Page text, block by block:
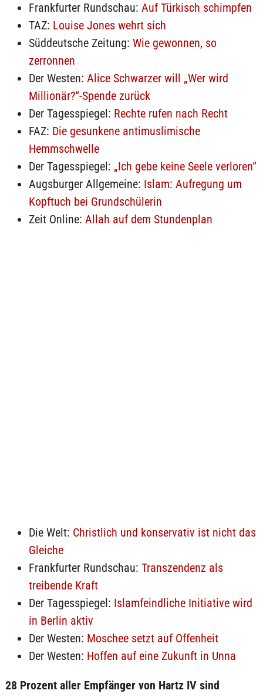
Frankfurter Rundschau: Auf Türkisch schimpfen
TAZ: Louise Jones wehrt sich
Süddeutsche Zeitung: Wie gewonnen, so
zerronnen
Der Westen: Alice Schwarzer will „Wer wird
Millionär?“-Spende zurück
Der Tagesspiegel: Rechte rufen nach Recht
FAZ: Die gesunkene antimuslimische
Hemmschwelle
Der Tagesspiegel: „Ich gebe keine Seele verloren“
Augsburger Allgemeine: Islam: Aufregung um
Kopftuch bei Grundschülerin
Zeit Online: Allah auf dem Stundenplan
Die Welt: Christlich und konservativ ist nicht das
Gleiche
Frankfurter Rundschau: Transzendenz als
treibende Kraft
Der Tagesspiegel: Islamfeindliche Initiative wird
in Berlin aktiv
Der Westen: Moschee setzt auf Offenheit
Der Westen: Hoffen auf eine Zukunft in Unna
28 Prozent aller Empfänger von Hartz IV sind